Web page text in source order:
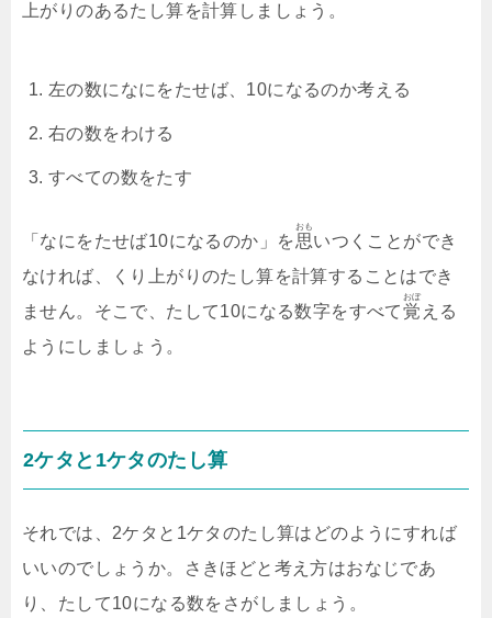
上がりのあるたし算を計算しましょう。
左の数になにをたせば、10になるのか考える
右の数をわける
すべての数をたす
「なにをたせば10になるのか」を思
おも
いつくことができ
なければ、くり上がりのたし算を計算することはでき
ません。そこで、たして10になる数字をすべて覚
おぼ
える
ようにしましょう。
2ケタと1ケタのたし算
それでは、2ケタと1ケタのたし算はどのようにすれば
いいのでしょうか。さきほどと考え方はおなじであ
り、たして10になる数をさがしましょう。